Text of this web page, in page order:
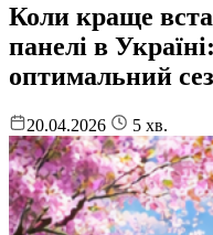
Коли краще
панелі в
оптимальний
20.04.2026 5 хв.